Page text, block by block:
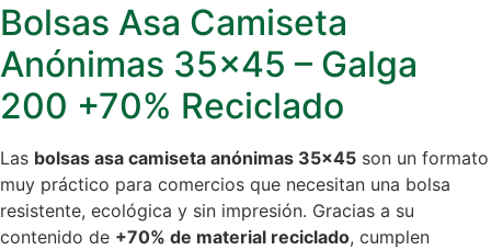
Bolsas Asa Camiseta
Anónimas 35×45 – Galga
200 +70% Reciclado
Las bolsas asa camiseta anónimas 35×45 son un formato
muy práctico para comercios que necesitan una bolsa
resistente, ecológica y sin impresión. Gracias a su
contenido de +70% de material reciclado, cumplen